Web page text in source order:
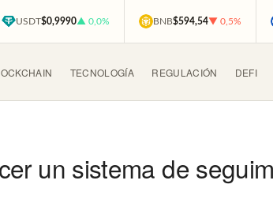
USDT$0,9990▲ 0,0% BNB$594,54▼ 0,5%
TECNOLOGÍA REGULACIÓN DEFI
un sistema de